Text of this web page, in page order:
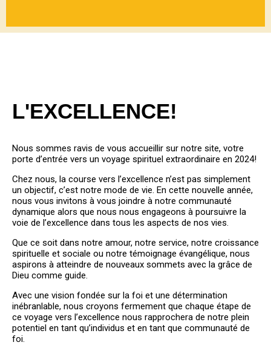
PARMIS
NOUS
PLUS QU'UNE ÉGLISE, UNE
VÉRITABLE FAMILLE!
L'EXCELLENCE!
Nous sommes ravis de vous accueillir sur notre site, votre
porte d’entrée vers un voyage spirituel extraordinaire en 2024!
Chez nous, la course vers l’excellence n’est pas simplement
un objectif, c’est notre mode de vie. En cette nouvelle année,
nous vous invitons à vous joindre à notre communauté
dynamique alors que nous nous engageons à poursuivre la
voie de l’excellence dans tous les aspects de nos vies.
Que ce soit dans notre amour, notre service, notre croissance
spirituelle et sociale ou notre témoignage évangélique, nous
aspirons à atteindre de nouveaux sommets avec la grâce de
Dieu comme guide.
Avec une vision fondée sur la foi et une détermination
inébranlable, nous croyons fermement que chaque étape de
ce voyage vers l’excellence nous rapprochera de notre plein
potentiel en tant qu’individus et en tant que communauté de
foi.